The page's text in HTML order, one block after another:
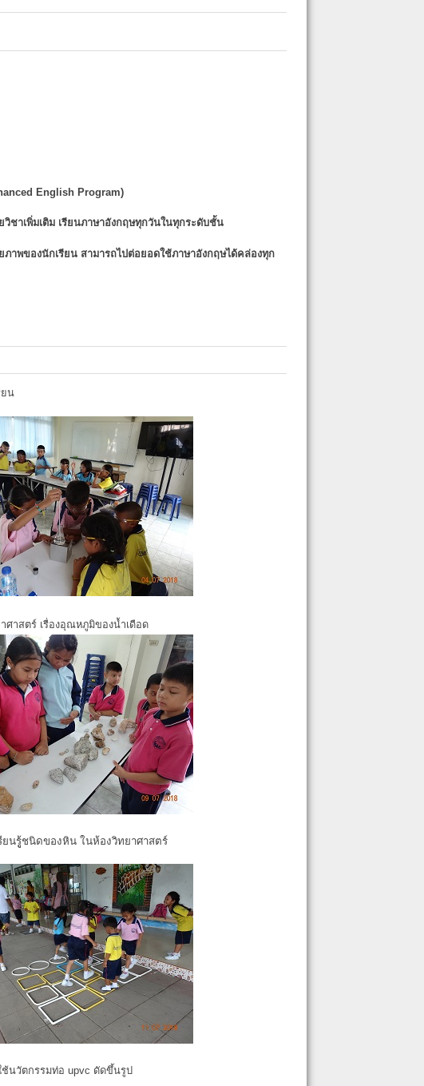
English Program)
ชาเพิ่มเติม เรียนภาษาอังกฤษทุกวันในทุกระดับชั้น
ภาพของนักเรียน สามารถไปต่อยอดใช้ภาษาอังกฤษได้คล่องทุก
ยน
าสตร์ เรื่องอุณหภูมิของน้ำเดือด
ยนรูู้ชนิดของหิน ในห้องวิทยาศาสตร์
นวัตกรรมท่อ upvc ดัดขึ้นรูป